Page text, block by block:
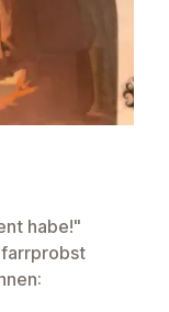
habe!"